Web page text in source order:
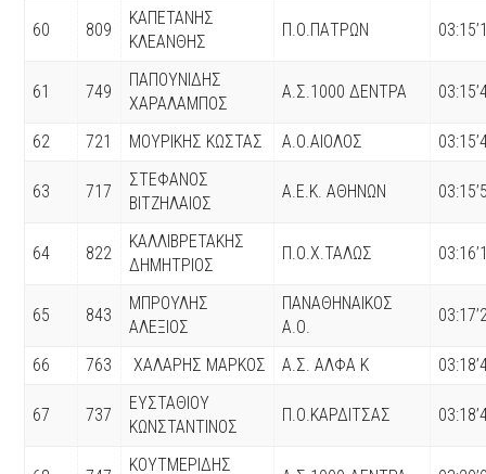
60 809
ΚΑΠΕΤΑΝΗΣ
ΚΛΕΑΝΘΗΣ
Π.Ο.ΠΑΤΡΩΝ
61 749
ΠΑΠΟΥΝΙΔΗΣ
ΧΑΡΑΛΑΜΠΟΣ
Α.Σ.1000 ΔΕΝΤΡΑ
62 721 ΜΟΥΡΙΚΗΣ ΚΩΣΤΑΣ Α.Ο.ΑΙΟΛΟΣ
63 717
ΣΤΕΦΑΝΟΣ
ΒΙΤΖΗΛΑΙΟΣ
Α.Ε.Κ. ΑΘΗΝΩΝ
64 822
ΚΑΛΛΙΒΡΕΤΑΚΗΣ
ΔΗΜΗΤΡΙΟΣ
Π.Ο.Χ.ΤΑΛΩΣ
65 843
ΜΠΡΟΥΛΗΣ
ΑΛΕΞΙΟΣ
ΠΑΝΑΘΗΝΑΙΚΟΣ
Α.Ο.
66 763 ΧΑΛΑΡΗΣ ΜΑΡΚΟΣ Α.Σ. ΑΛΦΑ K
67 737
ΕΥΣΤΑΘΙΟΥ
ΚΩΝΣΤΑΝΤΙΝΟΣ
Π.Ο.ΚΑΡΔΙΤΣΑΣ
ΚΟΥΤΜΕΡΙΔΗΣ